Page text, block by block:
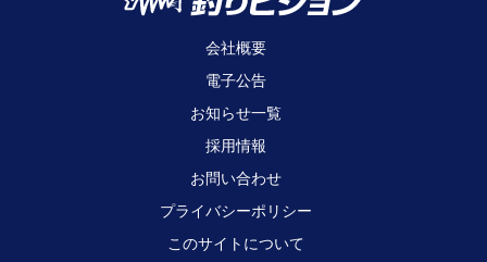
会社概要
電子公告
お知らせ一覧
採用情報
お問い合わせ
プライバシーポリシー
このサイトについて